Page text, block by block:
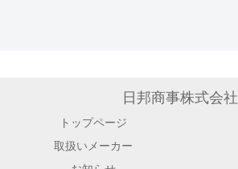
日邦商事株式会社
トップページ
取扱いメーカー